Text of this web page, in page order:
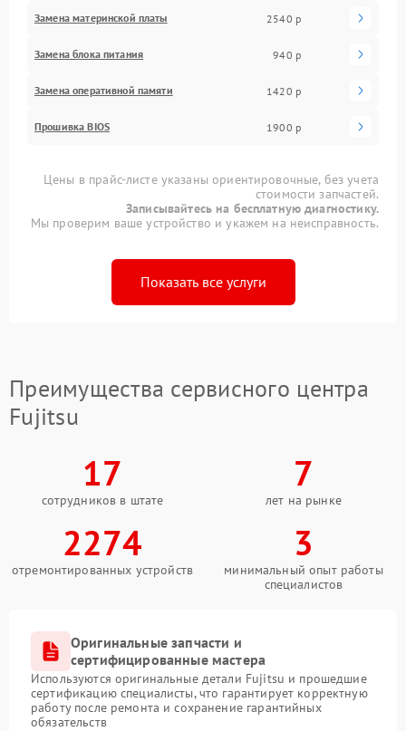
Замена материнской платы 2540 р
Замена блока питания 940 р
Замена оперативной памяти 1420 р
Прошивка BIOS 1900 р
Цены в прайс-листе указаны ориентировочные, без учета
стоимости запчастей.
Записывайтесь на бесплатную диагностику.
Мы проверим ваше устройство и укажем на неисправность.
Показать все услуги
Преимущества сервисного центра
Fujitsu
17
сотрудников в штате
7
лет на рынке
2274
отремонтированных устройств
3
минимальный опыт работы
специалистов
Оригинальные запчасти и
сертифицированные мастера
Используются оригинальные детали Fujitsu и прошедшие
сертификацию специалисты, что гарантирует корректную
работу после ремонта и сохранение гарантийных
обязательств